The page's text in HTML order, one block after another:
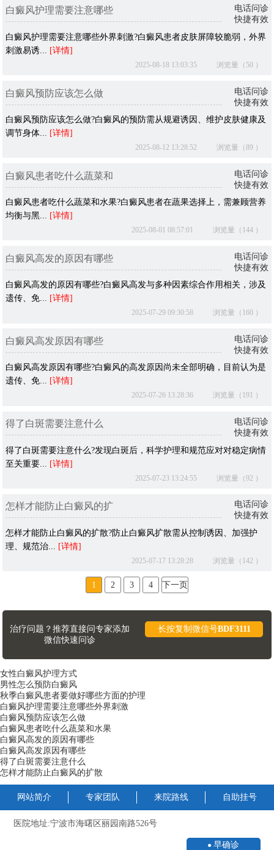
白癜风护理需要注意哪些
电话问诊
快捷有效
白癜风护理需要注意哪些外界刺激?白癜风患者皮肤屏障较脆弱，外界
刺激易诱... [详情]
2025-08-18 13:03:35 浏览量（50 ）
白癜风预防应该怎么做
电话问诊
快捷有效
白癜风预防应该怎么做?白癜风的预防需从规避诱因、维护皮肤健康及
调节身体...
[详情]
2025-08-12 13:28:52 浏览量（89 ）
白癜风患者吃什么蔬菜和
电话问诊
快捷有效
白癜风患者吃什么蔬菜和水果?白癜风患者在蔬果选择上，需兼顾营养
均衡与黑... [详情]
2025-08-01 08:57:01 浏览量（144 ）
白癜风高发的原因有哪些
电话问诊
快捷有效
白癜风高发的原因有哪些?白癜风高发与多种因素综合作用相关，涉及
遗传、免... [详情]
2025-07-29 09:30:58 浏览量（160 ）
白癜风高发原因有哪些
电话问诊
快捷有效
白癜风高发原因有哪些?白癜风的高发原因尚未全部明确，目前认为是
遗传、免... [详情]
2025-07-26 13:28:36 浏览量（191 ）
得了白斑需要注意什么
电话问诊
快捷有效
得了白斑需要注意什么?发现白斑后，科学护理和规范应对对稳定病情
至关重要... [详情]
2025-07-23 13:24:55 浏览量（92 ）
怎样才能防止白癜风的扩
电话问诊
快捷有效
怎样才能防止白癜风的扩散?防止白癜风扩散需从控制诱因、加强护
理、规范治... [详情]
2025-07-17 13:28:28 浏览量（142 ）
1 2 3 4 下一页
治疗问题？推荐直接问专家添加
微信快速问诊
长按复制微信号BDF3111
女性白癜风护理方式
男性怎么预防白癜风
秋季白癜风患者要做好哪些方面的护理
白癜风护理需要注意哪些外界刺激
白癜风预防应该怎么做
白癜风患者吃什么蔬菜和水果
白癜风高发的原因有哪些
白癜风高发原因有哪些
得了白斑需要注意什么
怎样才能防止白癜风的扩散
网站简介 专家团队 来院路线 自助挂号
医院地址:宁波市海曙区丽园南路526号
早确诊